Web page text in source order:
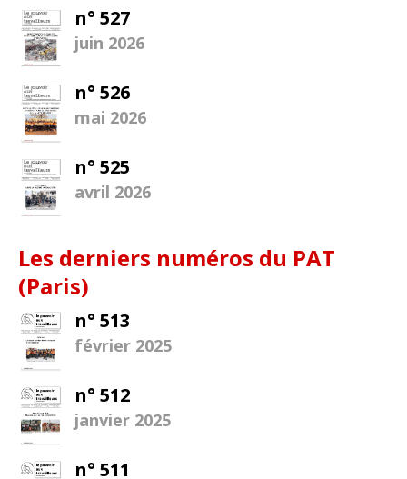
n° 527
juin 2026
n° 526
mai 2026
n° 525
avril 2026
Les derniers numéros du PAT
(Paris)
n° 513
février 2025
n° 512
janvier 2025
n° 511